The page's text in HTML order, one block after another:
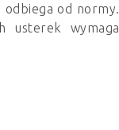
odbiega od normy.
usterek wymaga